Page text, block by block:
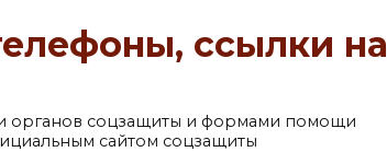
ссылки на
органов соцзащиты и формами помощи
сайтом соцзащиты